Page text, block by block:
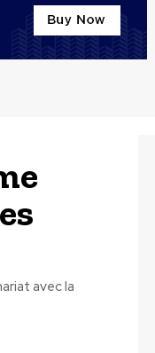
avec la